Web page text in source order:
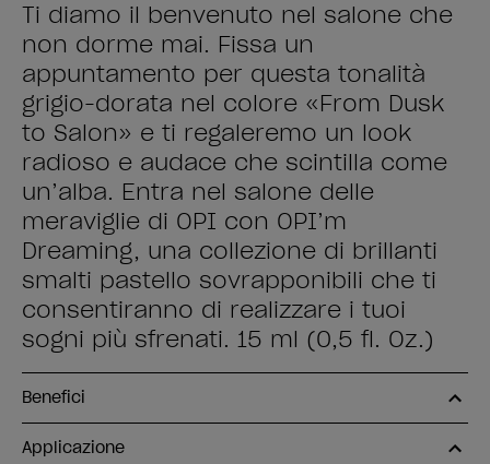
Ti diamo il benvenuto nel salone che
non dorme mai. Fissa un
appuntamento per questa tonalità
grigio-dorata nel colore «From Dusk
to Salon» e ti regaleremo un look
radioso e audace che scintilla come
un’alba. Entra nel salone delle
meraviglie di OPI con OPI’m
Dreaming, una collezione di brillanti
smalti pastello sovrapponibili che ti
consentiranno di realizzare i tuoi
sogni più sfrenati. 15 ml (0,5 fl. Oz.)
Benefici
Applicazione